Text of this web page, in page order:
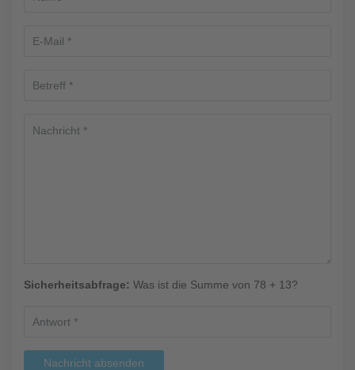
Sicherheitsabfrage: Was ist die Summe von 78 + 13?
Nachricht absenden